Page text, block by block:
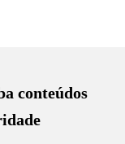
conteúdos